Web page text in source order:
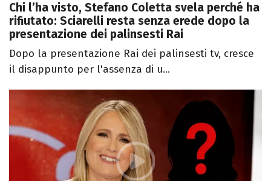
Chi l’ha visto, Stefano Coletta svela perché ha
rifiutato: Sciarelli resta senza erede dopo la
presentazione dei palinsesti Rai
Dopo la presentazione Rai dei palinsesti tv, cresce
il disappunto per l'assenza di u...